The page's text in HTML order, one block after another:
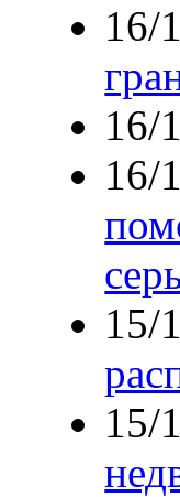
16/
16/
16/
15/
15/